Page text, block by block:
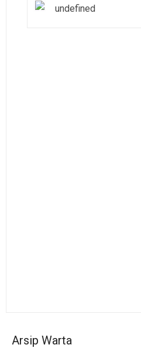
undefined
Arsip Warta